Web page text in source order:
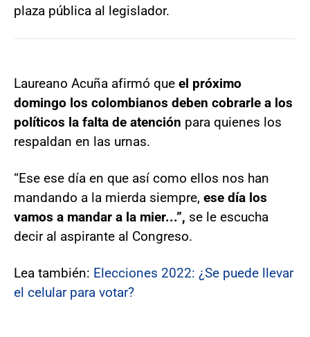
plaza pública al legislador.
Laureano Acuña afirmó que el próximo
domingo los colombianos deben cobrarle a los
políticos la falta de atención para quienes los
respaldan en las urnas.
“Ese ese día en que así como ellos nos han
mandando a la mierda siempre, ese día los
vamos a mandar a la mier...”, se le escucha
decir al aspirante al Congreso.
Lea también: Elecciones 2022: ¿Se puede llevar
el celular para votar?